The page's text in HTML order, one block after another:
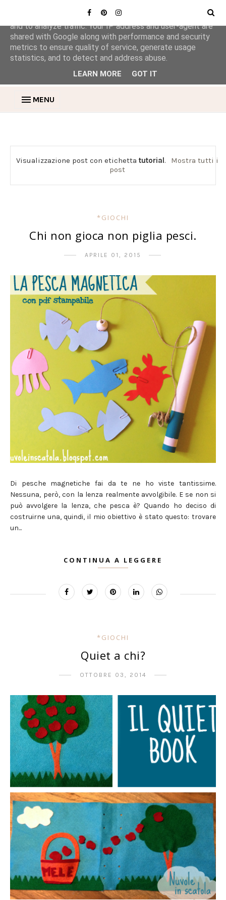
MENU
Visualizzazione post con etichetta tutorial.
Mostra tutti i
post
*GIOCHI
Chi non gioca non piglia pesci.
APRILE 01, 2015
Di pesche magnetiche fai da te ne ho viste tantissime.
Nessuna, però, con la lenza realmente avvolgibile. E se non si
può avvolgere la lenza, che pesca è? Quando ho deciso di
costruirne una, quindi, il mio obiettivo è stato questo: trovare
un...
CONTINUA A LEGGERE
*GIOCHI
Quiet a chi?
OTTOBRE 03, 2014
This site uses cookies from Google to deliver its services
and to analyze traffic. Your IP address and user-agent are
shared with Google along with performance and security
metrics to ensure quality of service, generate usage
statistics, and to detect and address abuse.
LEARN MORE GOT IT